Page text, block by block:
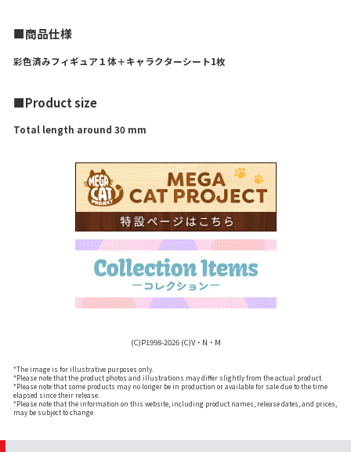
■商品仕様
彩色済みフィギュア１体＋キャラクターシート1枚
■Product size
Total length around 30 mm
(C)P1998-2026 (C)V・N・M
*The image is for illustrative purposes only.
*Please note that the product photos and illustrations may differ slightly from the actual product.
*Please note that some products may no longer be in production or available for sale due to the time
elapsed since their release.
*Please note that the information on this website, including product names, release dates, and prices,
may be subject to change.